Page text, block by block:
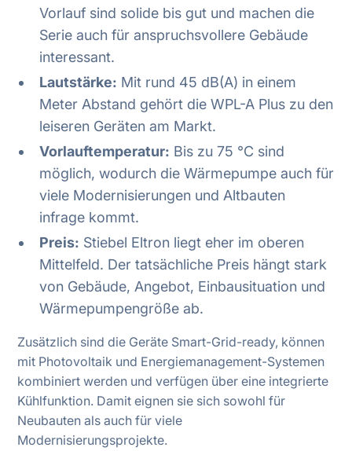
Vorlauf sind solide bis gut und machen die
Serie auch für anspruchsvollere Gebäude
interessant.
Lautstärke: Mit rund 45 dB(A) in einem
Meter Abstand gehört die WPL-A Plus zu den
leiseren Geräten am Markt.
Vorlauftemperatur: Bis zu 75 °C sind
möglich, wodurch die Wärmepumpe auch für
viele Modernisierungen und Altbauten
infrage kommt.
Preis: Stiebel Eltron liegt eher im oberen
Mittelfeld. Der tatsächliche Preis hängt stark
von Gebäude, Angebot, Einbausituation und
Wärmepumpengröße ab.
Zusätzlich sind die Geräte Smart-Grid-ready, können
mit Photovoltaik und Energiemanagement-Systemen
kombiniert werden und verfügen über eine integrierte
Kühlfunktion. Damit eignen sie sich sowohl für
Neubauten als auch für viele
Modernisierungsprojekte.